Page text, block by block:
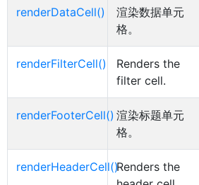
renderDataCell()
渲染数据单元
格。
renderFilterCell()
Renders the
filter cell.
renderFooterCell() 渲染标题单元
格。
renderHeaderCell()Renders the